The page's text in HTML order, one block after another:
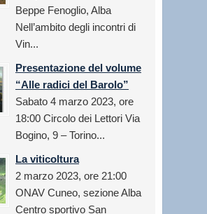
Beppe Fenoglio, Alba
Nell’ambito degli incontri di
Vin...
Presentazione del volume
“Alle radici del Barolo”
Sabato 4 marzo 2023, ore
18:00 Circolo dei Lettori Via
Bogino, 9 – Torino...
La viticoltura
2 marzo 2023, ore 21:00
ONAV Cuneo, sezione Alba
Centro sportivo San